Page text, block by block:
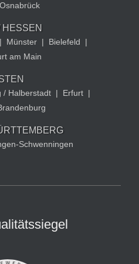
Osnabrück
HESSEN
| Münster | Bielefeld
|
am Main
/ Halberstadt | Erfurt |
Schwenningen